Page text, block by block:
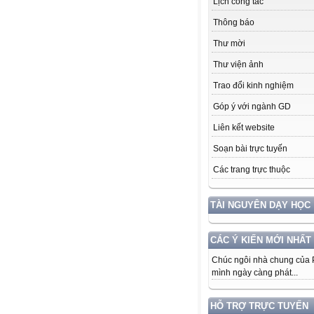
Thông báo
Thư mời
Thư viện ảnh
Trao đổi kinh nghiệm
Góp ý với ngành GD
Liên kết website
Soạn bài trực tuyến
Các trang trực thuộc
TÀI NGUYÊN DẠY HỌC
CÁC Ý KIẾN MỚI NHẤT
Chúc ngôi nhà chung của
mình ngày càng phát...
HỖ TRỢ TRỰC TUYẾN